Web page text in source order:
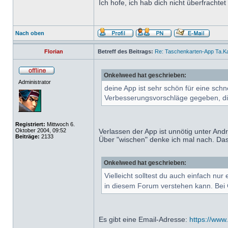
Ich hofe, ich hab dich nicht
Nach oben
Florian Betreff des Beitrags: Re: Taschenkarten-App
Administrator
Registriert: Mittwoch 6.
Oktober 2004, 09:52
Beiträge: 2133
Onkelweed hat geschrieben:
deine App ist sehr schön für eine
Verbesserungsvorschläge gegeben,
Verlassen der App ist unnötig unter
Über "wischen" denke ich mal nach.
Onkelweed hat geschrieben:
Vielleicht solltest du auch einfach nur
in diesem Forum verstehen kann.
Es gibt eine Email-Adresse: https://